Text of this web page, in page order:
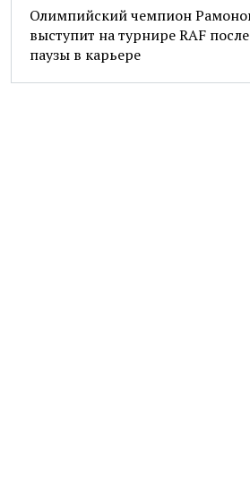
Олимпийский чемпион
выступит на турнире RAF после
паузы в карьере